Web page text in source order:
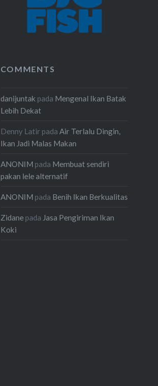
COMMENTS
danijuntak pada Mengenal Ikan Batak
Lebih Dekat
Denny Latir pada Air Terlalu Dingin,
Ikan Jadi Malas Makan
ANONIM pada Membuat sendiri
pakan lele alternatif
ANONIM pada Benih Ikan Berkualitas
Zidanepada Jasa Pengiriman Ikan
Koki